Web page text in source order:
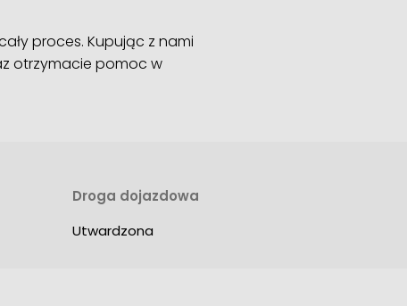
proces. Kupując z nami
otrzymacie pomoc w
Droga dojazdowa
Utwardzona